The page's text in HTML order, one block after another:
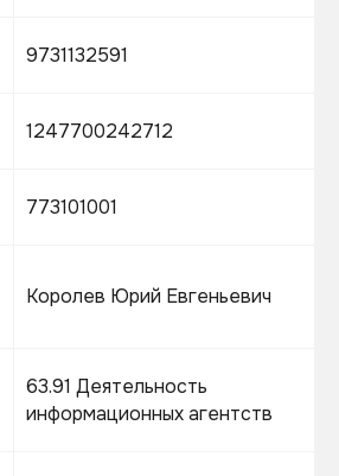
9731132591
1247700242712
773101001
Королев Юрий Евгеньевич
63.91 Деятельность
информационных агентств